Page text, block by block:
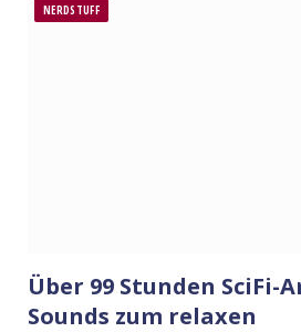
NERDSTUFF
Über 99 Stunden SciFi-
Sounds zum relaxen